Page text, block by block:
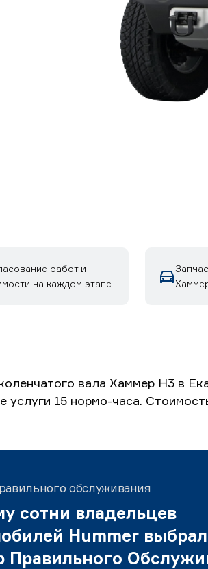
работ и
на каждом этапе
вала Хаммер H3 в
услуги 15 нормо-часа.
обслуживания
сотни владельцев
Hummer
Правильного